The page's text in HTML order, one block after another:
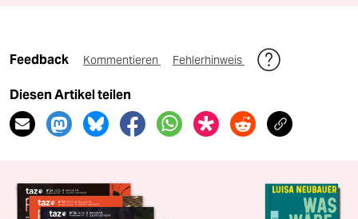
Feedback Kommentieren Fehlerhinweis
Diesen Artikel teilen